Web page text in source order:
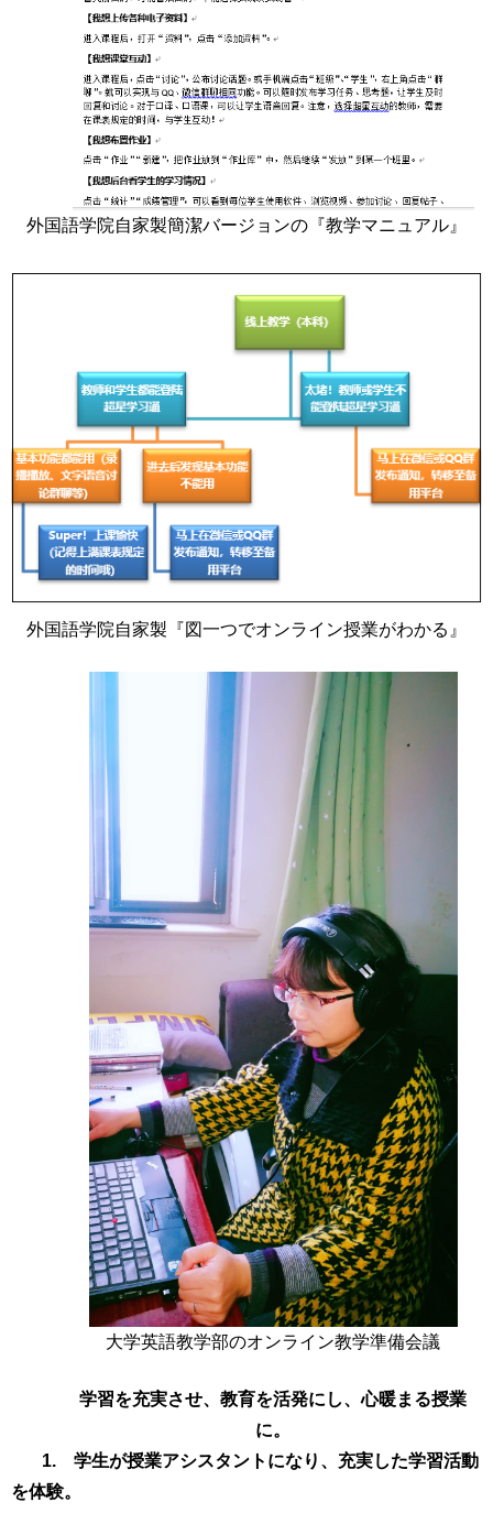
外国語学院自家製簡潔バージョンの『教学マニュアル』
外国語学院自家製『図一つでオンライン授業がわかる』
大学英語教学部のオンライン教学準備会議
学習を充実させ、教育を活発にし、心暖まる授業
に。
1.学生が授業アシスタントになり、充実した学習活動
を体験。